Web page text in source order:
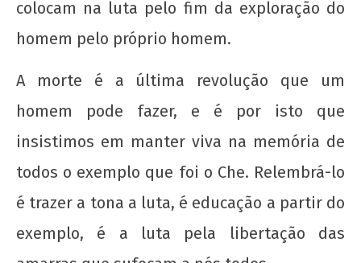
wp-
Nota Política da UJC SE - Nas eleições para o
59° CONUNE na UFS, o Coletivo Quilombo (PT)
escancara o oportunismo da majoritária da
colocam na luta pelo fim da exploração do
homem pelo próprio homem.
A morte é a última revolução que um
homem pode fazer, e é por isto que
insistimos em manter viva na memória de
todos o exemplo que foi o Che. Relembrá-lo
é trazer a tona a luta, é educação a partir do
exemplo, é a luta pela libertação das